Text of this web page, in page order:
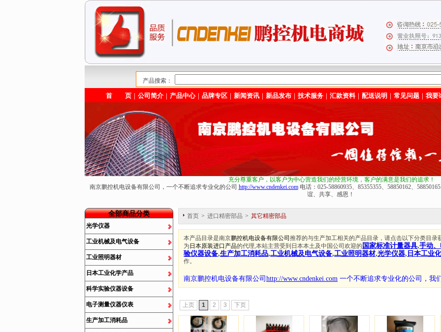
产品搜索：
首 页｜ 公司简介｜ 产品中心｜ 品牌专区｜ 新闻资讯｜ 新品发布｜ 技术服务｜ 汇款资料｜ 配送说明 ｜ 常见问题｜ 我要
充分尊重客户，以客户为中心营造我们的经营环境，客户的满意是我们的追求！
南京鹏控机电设备有限公司，一个不断追求专业化的公司 http://www.cndenkei.com电话：025-58860935、85355355、58850162、
谊、共享、感恩！
全部商品分类
光学仪器
工业机械及电气设备
工业照明器材
日本工业化学产品
科学实验仪器设备
电子测量仪器仪表
生产加工消耗品
首页 > 进口精密部品 > 其它精密部品
本产品目录是南京鹏控机电设备有限公司 推荐的与生产加工相关的产品目录，请点击以下分类目录
为 日本原装进口产品的代理,本站主营受到日本本土及中国公司欢迎的 国家标准计量器具,手动
验仪器设备,生产加工消耗品,工业机械及电气设备,工业照明器材,光学仪器, 日本工业
作。
南京鹏控机电设备有限公司http://www.cndenkei.com 一个不断追求专业化的公司， 我
上页 1 2 3 下页